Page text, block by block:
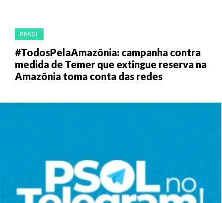
BRASIL
#TodosPelaAmazônia: campanha contra
medida de Temer que extingue reserva na
Amazônia toma conta das redes